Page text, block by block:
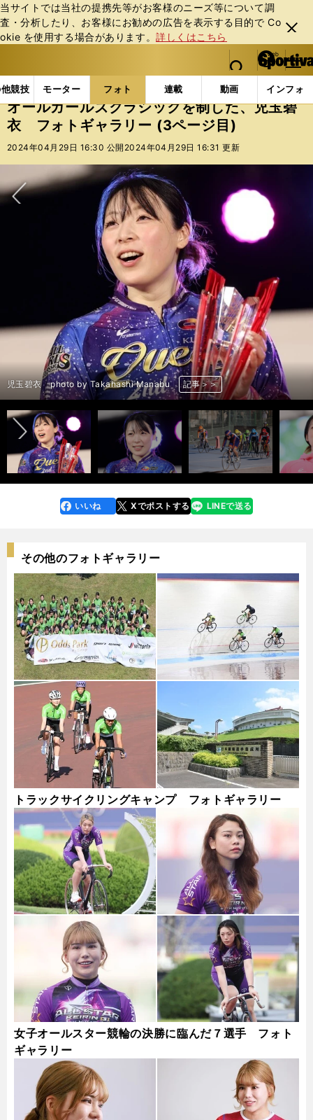
当サイトでは当社の提携先等がお客様のニーズ等について調
査・分析したり、お客様にお勧めの広告を表⽰する⽬的で Co
okie を使⽤する場合があります。詳しくはこちら
閉じ
る
web Sportiva (webスポルティーバ)
検索
マイペ
ー
ジ
メニュ
競技 モーター フォト 連載 動画 インフォ
b
ス
ポ
ル
バ
フォトギャラリー コラムフォト オールガールズク
オールガールズクラシックを制した、児玉碧
衣 フォトギャラリー (3ページ目)
2024年04月29日 16:30 公開 2024年04月29日 16:31 更新
児玉碧衣 photo by Takahashi Manabu 記事＞＞
児玉碧衣 photo by Takahashi Manabu 記事＞＞
児玉碧衣 photo by Takahashi Manabu 記事＞＞
児玉碧衣 photo by Takahashi Manabu 記事＞＞
スタート直後 けん制し合う選手たち photo by Takahashi Manabu
記事＞＞
児玉碧衣 photo by Takahashi Manabu 記事＞＞
児玉碧衣 photo by Takahashi Manabu 記事＞＞
スタート直後 けん制し合う選手たち 一番右が児玉碧衣 photo by
Takahashi Manabu 記事＞＞
児玉碧衣 photo by Takahashi Manabu 記事＞＞
児玉碧衣 photo by Takahashi Manabu 記事＞＞
児玉碧衣 photo by Takahashi Manabu 記事＞＞
児玉碧衣 photo by Takahashi Manabu 記事＞＞
児玉碧衣 photo by Takahashi Manabu 記事＞＞
児玉碧衣 photo by Takahashi Manabu 記事＞＞
けん制し合う選手たち photo by Takahashi Manabu 記事＞＞
児玉碧衣 photo by Takahashi Manabu 記事＞＞
ゴールライン付近 先頭が児玉碧衣 photo by Takahashi Manabu
記事＞＞
前へ
faceboo
k
いいね Xでポストする
line LINEで送る
その他のフォトギャラリー
トラックサイクリングキャンプ フォトギャラリー
女子オールスター競輪の決勝に臨んだ７選手 フォト
ギャラリー